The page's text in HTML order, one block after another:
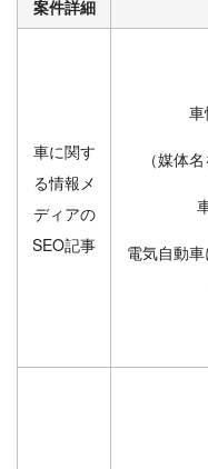
案件詳細
車に関す
る情報メ
ディアの
SEO記事
（媒体
電気自動